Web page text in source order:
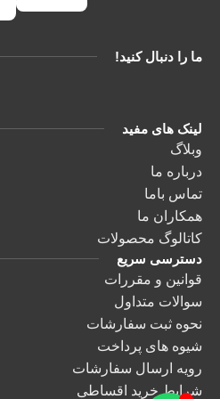
لینک های مفید
وبلاگ
درباره ما
تماس باما
همکاران ما
کاتالوگ محصولات
دسترسی سریع
قوانین و مقررات
سوالات متداول
نحوه ثبت سفارشات
شیوه های پرداخت
رویه ارسال سفارشات
شرایط خرید اقساطی
ما را دنبال کنید!